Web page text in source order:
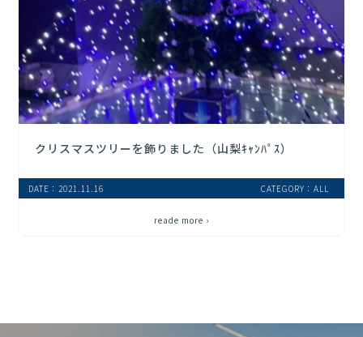
クリスマスツリーを飾りました（山梨ｷｬﾝﾊﾟｽ）
DATE：2021.11.16 CATEGORY：ALL
reade more ›